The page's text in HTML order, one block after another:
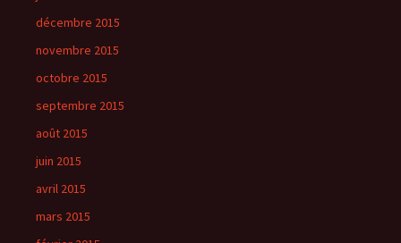
décembre 2015
novembre 2015
octobre 2015
septembre 2015
août 2015
juin 2015
avril 2015
mars 2015